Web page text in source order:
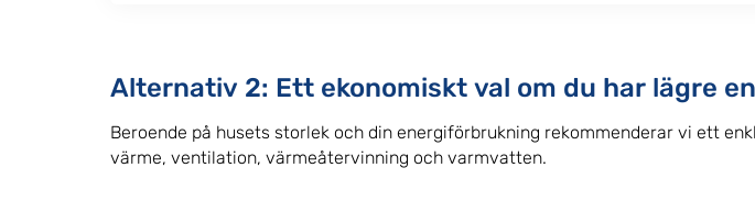
Alternativ 2: Ett ekonomiskt val om du har lägre
Beroende på husets storlek och din energiförbrukning rekommenderar vi ett
värme, ventilation, värmeåtervinning och varmvatten.